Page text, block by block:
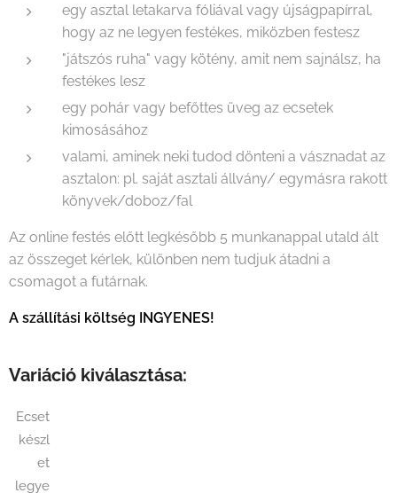
egy asztal letakarva fóliával vagy újságpapírral,
hogy az ne legyen festékes, miközben festesz
"játszós ruha" vagy kötény, amit nem sajnálsz, ha
festékes lesz
egy pohár vagy befőttes üveg az ecsetek
kimosásához
valami, aminek neki tudod dönteni a vásznadat az
asztalon: pl. saját asztali állvány/ egymásra rakott
könyvek/doboz/fal
Az online festés előtt legkésőbb 5 munkanappal utald ált
az összeget kérlek, különben nem tudjuk átadni a
csomagot a futárnak.
A szállítási költség INGYENES!
Variáció kiválasztása:
Ecset
készl
et
legye